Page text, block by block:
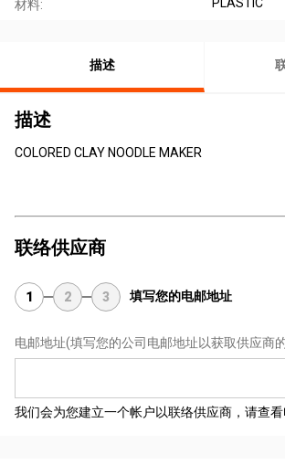
材料:
描述
描述
COLORED CLAY NOODLE MAKER
联络供应商
1 2 3 填写您的电邮地址
电邮地址(填写您的公司电邮地址以获取供应商
我们会为您建立一个帐户以联络供应商，请查看